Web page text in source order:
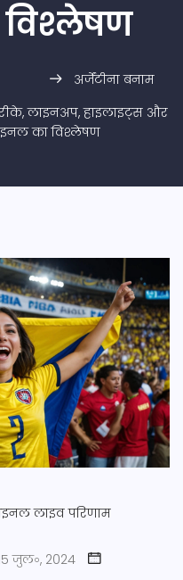
अर्जेंटीना बनाम
लाइनअप, हाइलाइट्स और
का विश्लेषण
लाइव परिणाम
जुल॰, 2024